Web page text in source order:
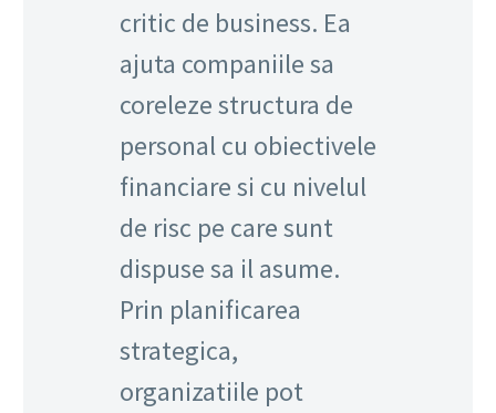
critic de business. Ea
ajuta companiile sa
coreleze structura de
personal cu obiectivele
financiare si cu nivelul
de risc pe care sunt
dispuse sa il asume.
Prin planificarea
strategica,
organizatiile pot